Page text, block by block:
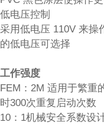
低电压控制
采用低电压 110V 来操
的低电压可选择
工作强度
FEM：2M 适用于繁重
时300次重复启动次数
10：1机械安全系数设